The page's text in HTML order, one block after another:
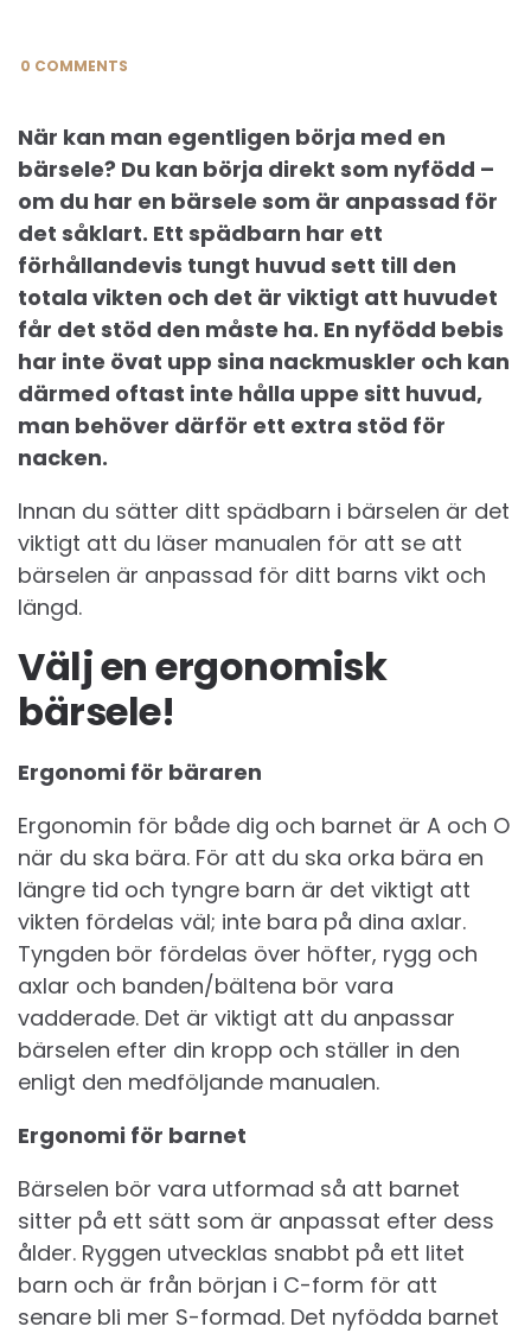
0 COMMENTS
När kan man egentligen börja med en
bärsele? Du kan börja direkt som nyfödd –
om du har en bärsele som är anpassad för
det såklart. Ett spädbarn har ett
förhållandevis tungt huvud sett till den
totala vikten och det är viktigt att huvudet
får det stöd den måste ha. En nyfödd bebis
har inte övat upp sina nackmuskler och kan
därmed oftast inte hålla uppe sitt huvud,
man behöver därför ett extra stöd för
nacken.
Innan du sätter ditt spädbarn i bärselen är det
viktigt att du läser manualen för att se att
bärselen är anpassad för ditt barns vikt och
längd.
Välj en ergonomisk
bärsele!
Ergonomi för bäraren
Ergonomin för både dig och barnet är A och O
när du ska bära. För att du ska orka bära en
längre tid och tyngre barn är det viktigt att
vikten fördelas väl; inte bara på dina axlar.
Tyngden bör fördelas över höfter, rygg och
axlar och banden/bältena bör vara
vadderade. Det är viktigt att du anpassar
bärselen efter din kropp och ställer in den
enligt den medföljande manualen.
Ergonomi för barnet
Bärselen bör vara utformad så att barnet
sitter på ett sätt som är anpassat efter dess
ålder. Ryggen utvecklas snabbt på ett litet
barn och är från början i C-form för att
senare bli mer S-formad. Det nyfödda barnet